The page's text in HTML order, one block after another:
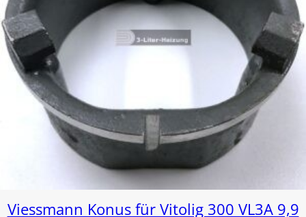
Viessmann Konus für Vitolig 300 VL3A 9,9